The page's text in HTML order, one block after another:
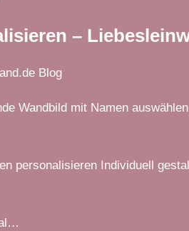
–
Blog
Wandbild mit Namen
personalisieren Individuell